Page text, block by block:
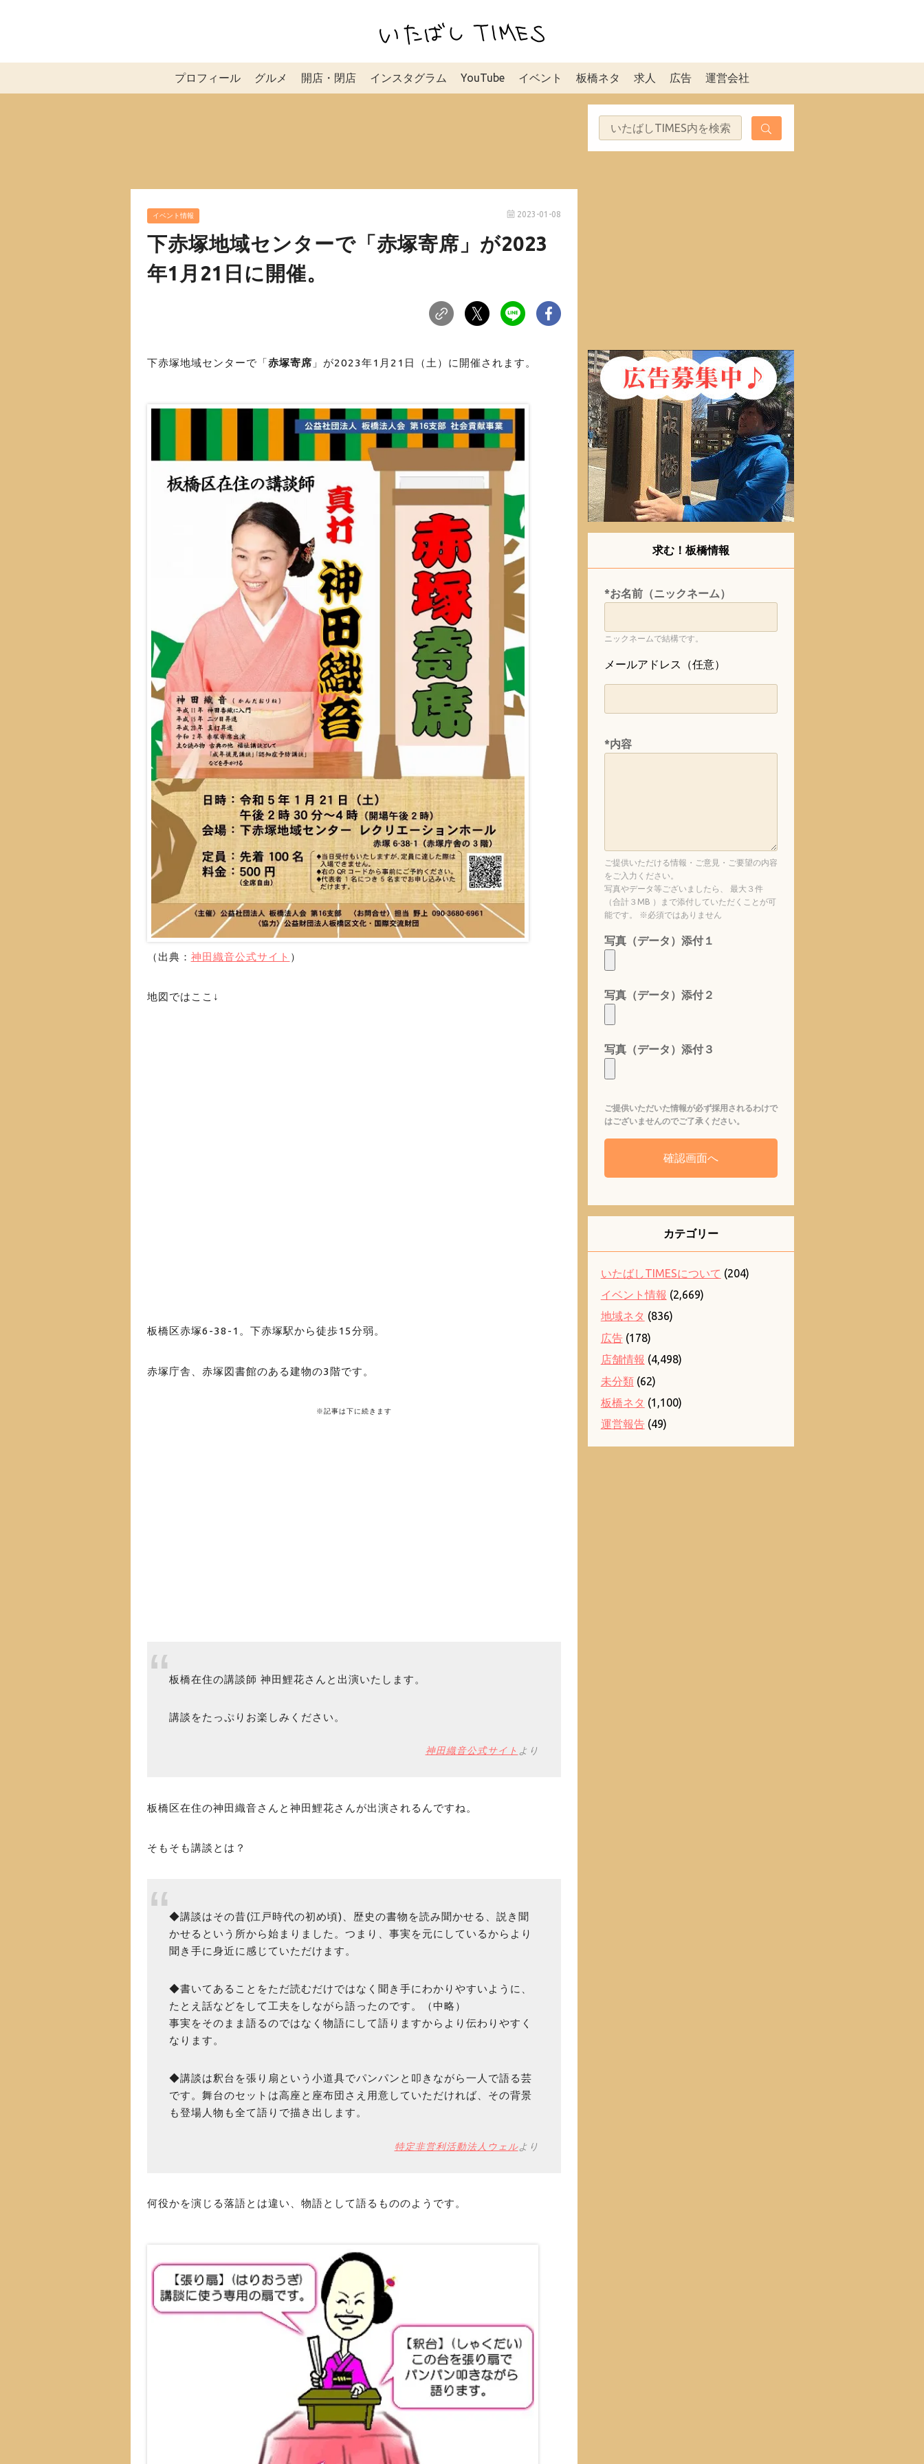
プロフィール グルメ 開店・閉店 インスタグラム YouTube イベント 板橋ネタ 求人 広告 運営会社
イベント情報 2023-01-08
下赤塚地域センターで「赤塚寄席」が2023
年1月21日に開催。
下赤塚地域センターで「赤塚寄席 」が2023年1月21日（土）に開催されます。
（出典： 神田織音公式サイト ）
地図ではここ↓
板橋区赤塚6-38-1。下赤塚駅から徒歩15分弱。
赤塚庁舎、赤塚図書館のある建物の3階です。
※記事は下に続きます
板橋在住の講談師 神田鯉花さんと出演いたします。
講談をたっぷりお楽しみください。
神田織音公式サイト より
板橋区在住の神田織音さんと神田鯉花さんが出演されるんですね。
そもそも講談とは？
◆講談はその昔(江戸時代の初め頃)、歴史の書物を読み聞かせる、説き聞
かせるという所から始まりました。つまり、事実を元にしているからより
聞き手に身近に感じていただけます。
◆書いてあることをただ読むだけではなく聞き手にわかりやすいように、
たとえ話などをして工夫をしながら語ったのです。（中略）
事実をそのまま語るのではなく物語にして語りますからより伝わりやすく
なります。
◆講談は釈台を張り扇という小道具でパンパンと叩きながら一人で語る芸
です。舞台のセットは高座と座布団さえ用意していただければ、その背景
も登場人物も全て語りで描き出します。
特定非営利活動法人ウェルより
何役かを演じる落語とは違い、物語として語るもののようです。
求む！板橋情報
*お名前（ニックネーム）
ニックネームで結構です。
メールアドレス（任意）
*内容
ご提供いただける情報・ご意見・ご要望の内容
をご入力ください。
写真やデータ等ございましたら、 最大３件
（合計３MB ）まで添付していただくことが可
能です。 ※必須ではありません
写真（データ）添付１
写真（データ）添付２
写真（データ）添付３
ご提供いただいた情報が必ず採用されるわけで
はございませんのでご了承ください。
カテゴリー
いたばしTIMESについて (204)
イベント情報 (2,669)
地域ネタ (836)
広告(178)
店舗情報 (4,498)
未分類(62)
板橋ネタ (1,100)
運営報告(49)